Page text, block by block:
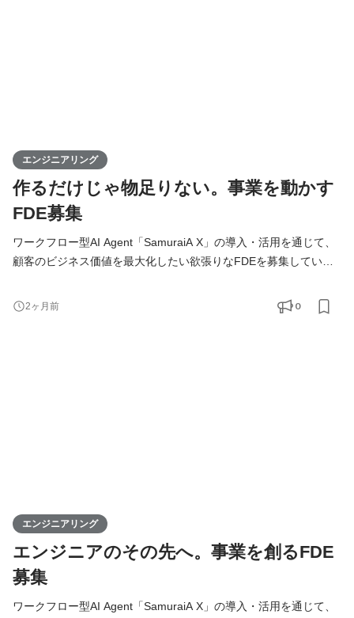
エンジニアリング
作るだけじゃ物足りない。事業を動かす
FDE募集
ワークフロー型AI Agent「SamuraiA X」の導入・活用を通じて、
顧客のビジネス価値を最大化したい欲張りなFDEを募集していま
（Forward）に配置された（Deployed）エンジニア」という意味
で、お客さまとの最前線に立ち、顧客課題を真に理解し、プロダ
2ヶ月前 0
エンジニアリング
エンジニアのその先へ。事業を創るFDE
募集
ワークフロー型AI Agent「SamuraiA X」の導入・活用を通じて、